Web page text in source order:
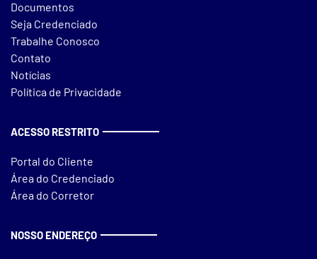
Documentos
Seja Credenciado
Trabalhe Conosco
Contato
Notícias
Política de Privacidade
ACESSO RESTRITO
Portal do Cliente
Área do Credenciado
Área do Corretor
NOSSO ENDEREÇO